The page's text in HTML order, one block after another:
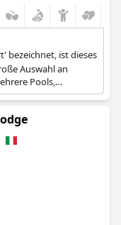
bezeichnet, ist dieses
Auswahl an
Pools,
und
Luxus-